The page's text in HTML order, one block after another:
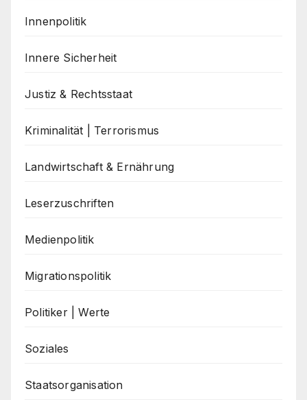
Innenpolitik
Innere Sicherheit
Justiz & Rechtsstaat
Kriminalität | Terrorismus
Landwirtschaft & Ernährung
Leserzuschriften
Medienpolitik
Migrationspolitik
Politiker | Werte
Soziales
Staatsorganisation